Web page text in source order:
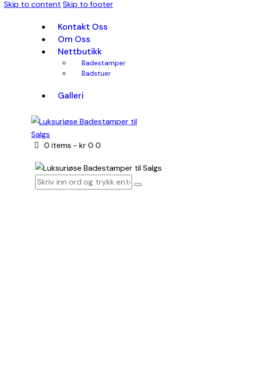
Skip to content Skip to footer
Kontakt Oss
Om Oss
Nettbutikk
Badestamper
Badstuer
Galleri
0 items -kr 0 0